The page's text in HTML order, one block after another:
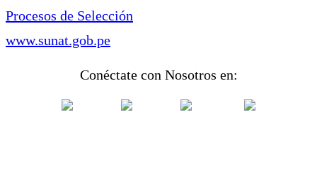
Procesos de Selección
www.sunat.gob.pe
Conéctate con Nosotros en: